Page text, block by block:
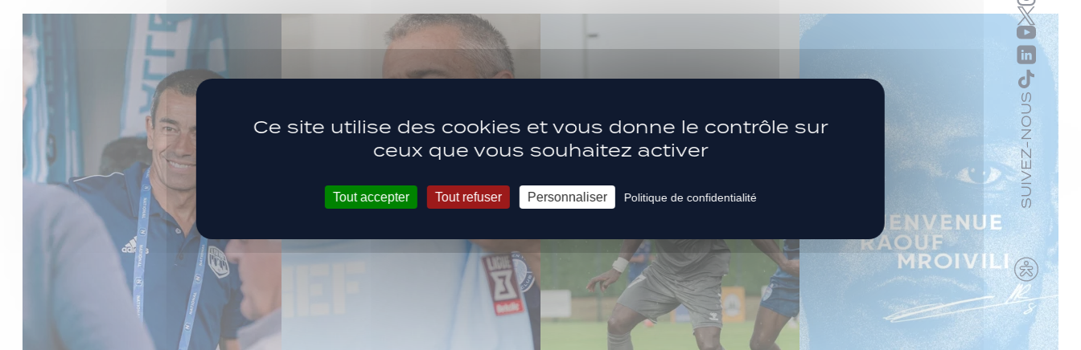
SUIVEZ-NOUS
Ce site utilise des cookies et vous donne le contrôle sur
ceux que vous souhaitez activer
Tout accepter Tout refuser Personnaliser Politique de confidentialité